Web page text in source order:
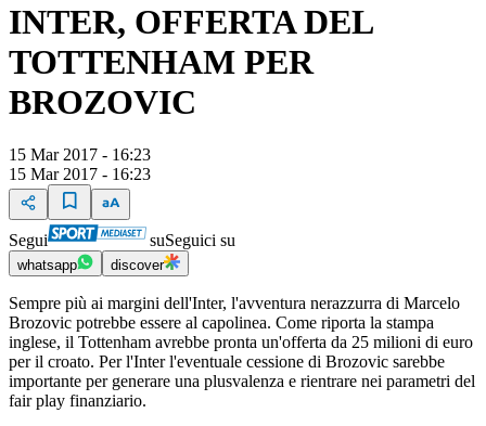
INTER, OFFERTA DEL
TOTTENHAM PER
BROZOVIC
15 Mar 2017 - 16:23
15 Mar 2017 - 16:23
Segui suSeguici su
whatsapp discover
Sempre più ai margini dell'Inter, l'avventura nerazzurra di Marcelo
Brozovic potrebbe essere al capolinea. Come riporta la stampa
inglese, il Tottenham avrebbe pronta un'offerta da 25 milioni di euro
per il croato. Per l'Inter l'eventuale cessione di Brozovic sarebbe
importante per generare una plusvalenza e rientrare nei parametri del
fair play finanziario.